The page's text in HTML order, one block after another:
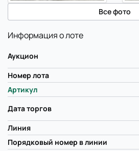
Все фото
Информация о лоте
Аукцион
Номер лота
Артикул
Дата торгов
Линия
Порядковый номер в линии